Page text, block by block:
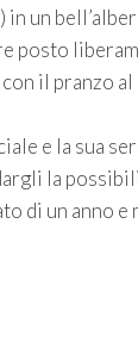
un
posto
il pranzo al
e la sua
la
di un anno e